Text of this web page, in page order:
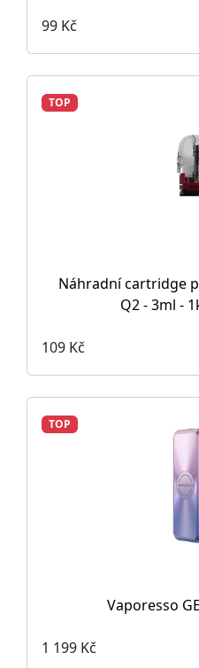
99 Kč
TOP
Náhradní cartridge
Q2 - 3ml -
109 Kč
TOP
Vaporesso
1 199 Kč